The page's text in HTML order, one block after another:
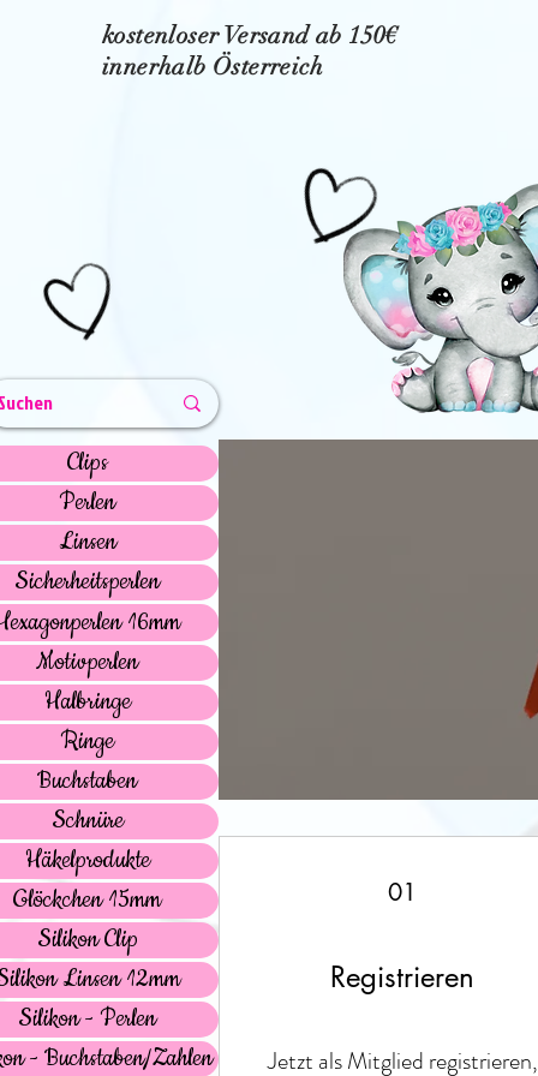
kostenloser Versand ab 150€
innerhalb Österreich
01
Registrieren
Jetzt als Mitglied registrieren,
Clips
Perlen
Linsen
Sicherheitsperlen
16mm
Motivperlen
Halbringe
Ringe
Buchstaben
Schnüre
Häkelprodukte
Glöckchen 15mm
Silikon Clip
Linsen 12mm
Silikon - Perlen
- Buchstaben/Zahlen